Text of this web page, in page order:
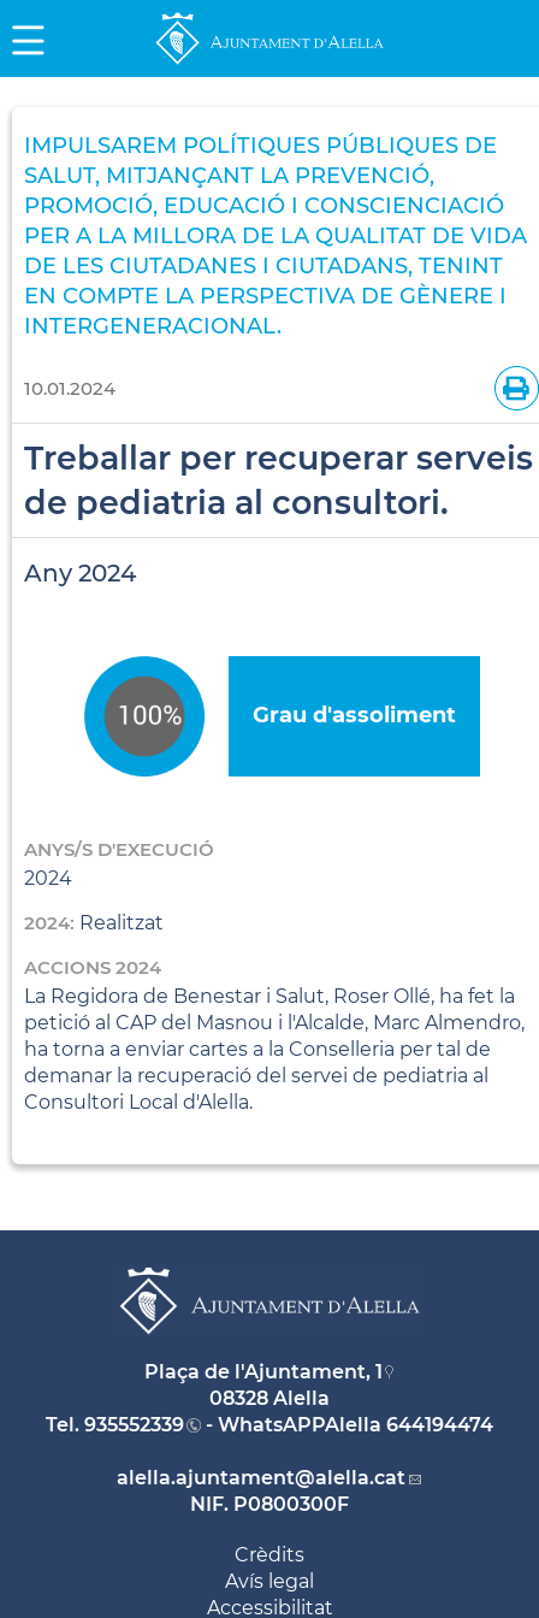
IMPULSAREM POLÍTIQUES PÚBLIQUES DE
SALUT, MITJANÇANT LA PREVENCIÓ,
PROMOCIÓ, EDUCACIÓ I CONSCIENCIACIÓ
PER A LA MILLORA DE LA QUALITAT DE VIDA
DE LES CIUTADANES I CIUTADANS, TENINT
EN COMPTE LA PERSPECTIVA DE GÈNERE I
INTERGENERACIONAL.
10.01.2024
Treballar per recuperar serveis
de pediatria al consultori.
Any 2024
Grau d'assoliment
ANYS/S D'EXECUCIÓ
2024
2024: Realitzat
ACCIONS 2024
La Regidora de Benestar i Salut, Roser Ollé, ha fet la
petició al CAP del Masnou i l'Alcalde, Marc Almendro,
ha torna a enviar cartes a la Conselleria per tal de
demanar la recuperació del servei de pediatria al
Consultori Local d'Alella.
Plaça de l'Ajuntament, 1
08328 Alella
Tel. 935552339 - WhatsAPPAlella 644194474
alella.ajuntament@alella.cat
NIF. P0800300F
Crèdits
Avís legal
Accessibilitat